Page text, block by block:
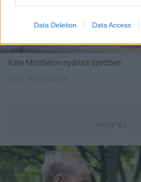
Data Deletion Data Access
Kate Middleton nyárias szettben